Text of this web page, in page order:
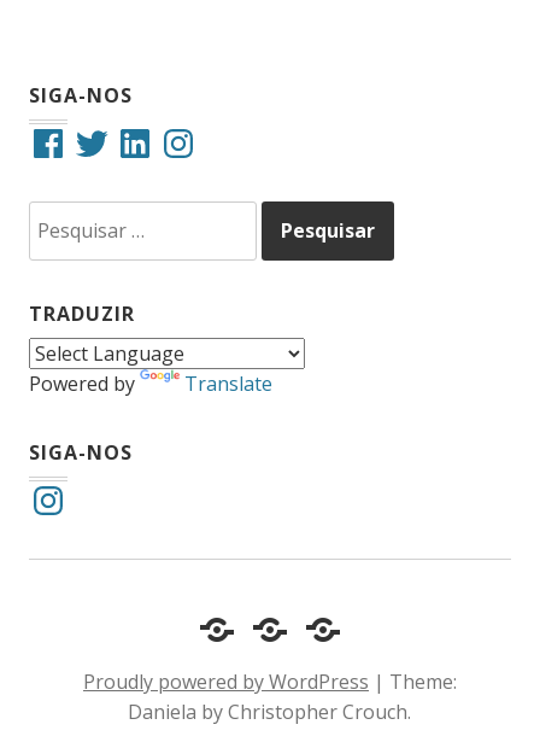
SIGA-NOS
FacebookTwitterLinkedInInstagram
por:
TRADUZIR
Powered by Translate
SIGA-NOS
Instagram
Cotidiano
Comportamento
Inclusão
e
Acessibilidade
Diário
um
surdo
Proudly powered by WordPress | Theme:
Daniela by Christopher Crouch.